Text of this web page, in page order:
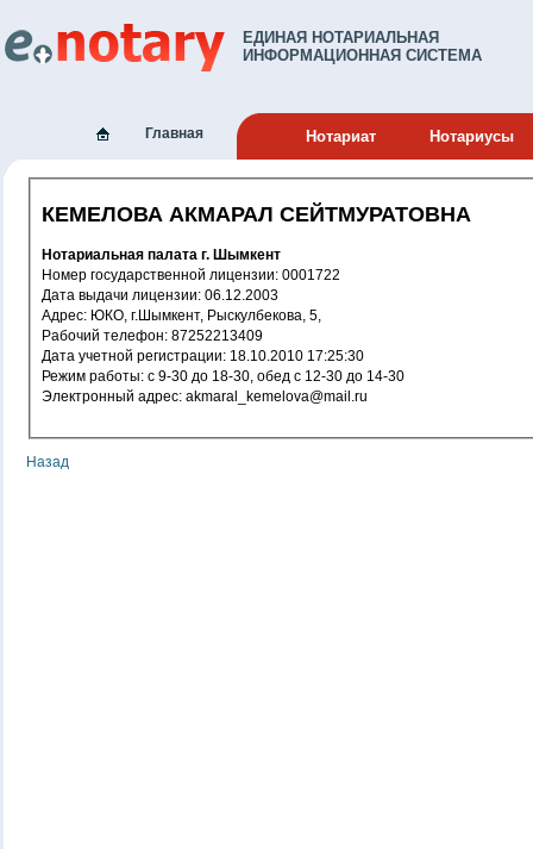
ЕДИНАЯ НОТАРИАЛЬНАЯ
ИНФОРМАЦИОННАЯ СИСТЕМА
Главная Нотариат Нотариусы
КЕМЕЛОВА АКМАРАЛ СЕЙТМУРАТОВНА
Нотариальная палата г. Шымкент
Номер государственной лицензии: 0001722
Дата выдачи лицензии: 06.12.2003
Адрес: ЮКО, г.Шымкент, Рыскулбекова, 5,
Рабочий телефон: 87252213409
Дата учетной регистрации: 18.10.2010 17:25:30
Режим работы: с 9-30 до 18-30, обед с 12-30 до 14-30
Электронный адрес: akmaral_kemelova@mail.ru
Назад